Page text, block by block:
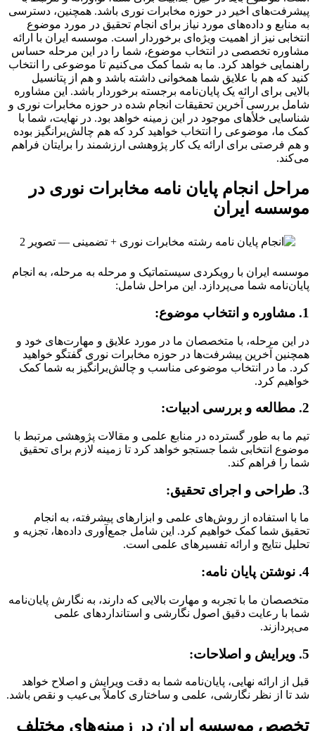
پیشرفت‌های اخیر در حوزه مخابرات نوری باشد. همچنین، دسترسی
به منابع و داده‌های مورد نیاز برای انجام تحقیق در مورد موضوع
انتخابی نیز از اهمیت ویژه‌ای برخوردار است. موسسه ایران با ارائه
مشاوره تخصصی در انتخاب موضوع، شما را در این مرحله حساس
راهنمایی خواهد کرد. ما به شما کمک می‌کنیم تا موضوعی را انتخاب
کنید که هم با علایق شما همخوانی داشته باشد و هم از پتانسیل
بالایی برای ارائه یک پایان‌نامه برجسته برخوردار باشد. این مشاوره
شامل بررسی آخرین تحقیقات انجام شده در حوزه مخابرات نوری و
شناسایی خلأهای موجود در این زمینه خواهد بود. در نهایت، شما با
کمک ما، موضوعی را انتخاب خواهید کرد که هم چالش‌برانگیز بوده
و هم فرصتی برای ارائه یک کار پژوهشی ارزشمند را برایتان فراهم
می‌کند.
مراحل انجام پایان نامه مخابرات نوری در
موسسه ایران
موسسه ایران با رویکردی سیستماتیک و مرحله به مرحله، به انجام
پایان‌نامه شما می‌پردازد. این مراحل شامل:
1. مشاوره و انتخاب موضوع:
در این مرحله، با متخصصان ما در مورد علایق و مهارت‌های خود و
همچنین آخرین پیشرفت‌ها در حوزه مخابرات نوری گفتگو خواهید
کرد. ما در انتخاب موضوعی مناسب و چالش‌برانگیز به شما کمک
خواهیم کرد.
2. مطالعه و بررسی ادبیات:
تیم ما به طور گسترده در منابع علمی و مقالات پژوهشی مرتبط با
موضوع انتخابی شما جستجو خواهد کرد تا زمینه لازم برای تحقیق
شما را فراهم کند.
3. طراحی و اجرای تحقیق:
ما با استفاده از روش‌های علمی و ابزارهای پیشرفته، به انجام
تحقیق شما کمک خواهیم کرد. این شامل جمع‌آوری داده‌ها، تجزیه و
تحلیل نتایج و ارائه تفسیرهای علمی است.
4. نوشتن پایان نامه:
متخصصان ما با تجربه و مهارت بالایی که دارند، به نگارش پایان‌نامه
شما با رعایت دقیق اصول نگارشی و استانداردهای علمی
می‌پردازند.
5. ویرایش و اصلاحات:
قبل از ارائه نهایی، پایان‌نامه شما به دقت ویرایش و اصلاح خواهد
شد تا از نظر نگارشی، علمی و ساختاری کاملاً بی‌عیب و نقص باشد.
تخصص موسسه ایران در زمینه‌های مختلف